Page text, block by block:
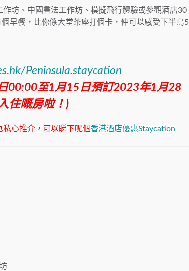
坊、中國書法工作坊、模擬飛行體驗或參觀酒店30
早餐，比你係大堂茶座打個卡，仲可以感受下半島5
Peninsula.staycation
00:00至1月15日預訂2023年1月28
住嘅房啦！)
心推介，可以睇下呢個香港酒店優惠Staycation